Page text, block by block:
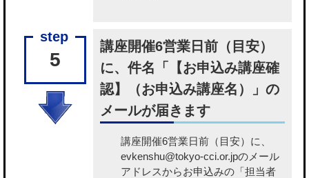
5
講座開催6営業日前（目安）
に、件名「【お申込み講座確
認】（お申込み講座名）」の
メールが届きます
講座開催6営業日前（目安）に、
evkenshu@tokyo-cci.or.jpのメール
アドレスからお申込みの「担当者